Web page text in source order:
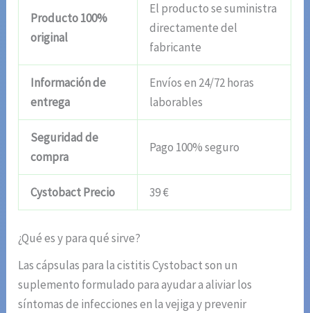
Producto 100%
original
El producto se suministra
directamente del
fabricante
Información de
entrega
Envíos en 24/72 horas
laborables
Seguridad de
compra
Pago 100% seguro
Cystobact Precio 39 €
¿Qué es y para qué sirve?
Las cápsulas para la cistitis Cystobact son un
suplemento formulado para ayudar a aliviar los
síntomas de infecciones en la vejiga y prevenir